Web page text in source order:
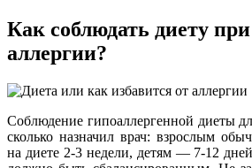
Как соблюдать диету
аллергии?
Соблюдение гипоаллергенной диеты
сколько назначил врач: взрослым
на диете 2-3 недели, детям — 7-12